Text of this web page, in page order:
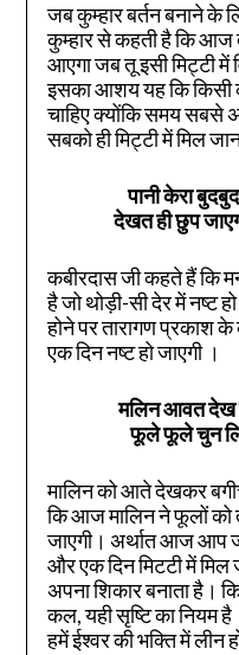
जब कुम्हार बर्तन बनाने के
कुम्हार से कहती है कि आज
आएगा जब तू इसी मिट्टी में
इसका आशय यह कि किसी
चाहिए क्योंकि समय सबसे
सबको ही मिट्टी में मिल
पानी केरा
देखत ही छुप
कबीरदास जी कहते हैं कि
है जो थोड़ी-सी देर में नष्ट
होने पर तारागण प्रकाश
एक दिन नष्ट हो जाएगी ।
मलिन आवत देख
फूले फूले चुन
मालिन को आते देखकर
कि आज मालिन ने फूलों को
जाएगी। अर्थात आज आप
और एक दिन मिटटी में
अपना शिकार बनाता है।
कल, यही सृष्टि का नियम
हमें ईश्वर की भक्ति में लीन